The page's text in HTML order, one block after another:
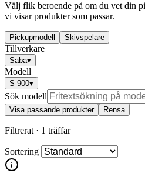
Välj flik beroende på om du vet din
vi visar produkter som passar.
Pickupmodell Skivspelare
Tillverkare
Saba▾
Modell
S 900▾
Sök modell
Visa passande produkter Rensa
Filtrerat · 1 träffar
Sortering